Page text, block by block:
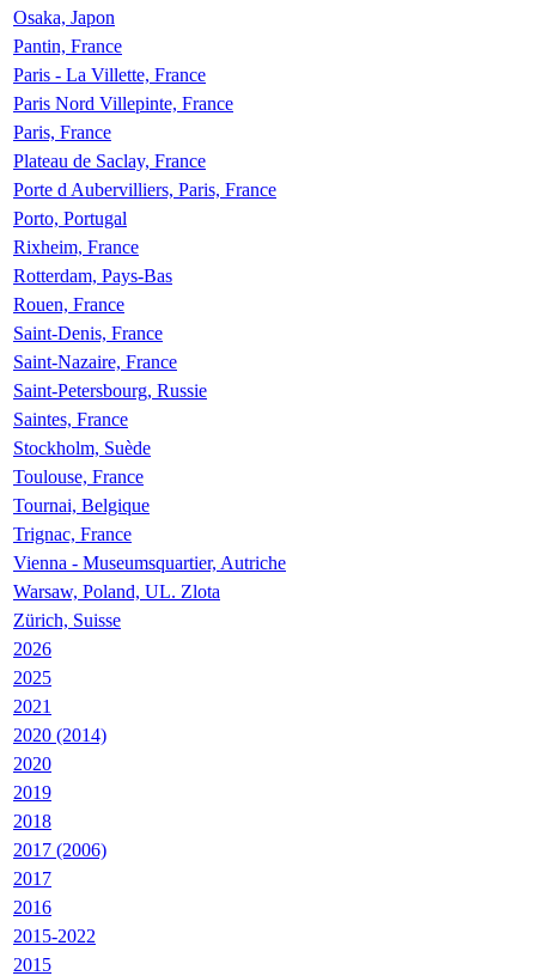
Osaka, Japon
Pantin, France
Paris - La Villette, France
Paris Nord Villepinte, France
Paris, France
Plateau de Saclay, France
Porte d Aubervilliers, Paris, France
Porto, Portugal
Rixheim, France
Rotterdam, Pays-Bas
Rouen, France
Saint-Denis, France
Saint-Nazaire, France
Saint-Petersbourg, Russie
Saintes, France
Stockholm, Suède
Toulouse, France
Tournai, Belgique
Trignac, France
Vienna - Museumsquartier, Autriche
Warsaw, Poland, UL. Zlota
Zürich, Suisse
2026
2025
2021
2020 (2014)
2020
2019
2018
2017 (2006)
2017
2016
2015-2022
2015